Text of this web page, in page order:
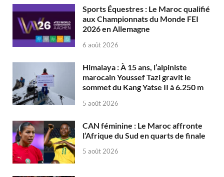
Sports Équestres : Le Maroc qualifié
aux Championnats du Monde FEI
2026 en Allemagne
6 août 2026
Himalaya : À 15 ans, l’alpiniste
marocain Youssef Tazi gravit le
sommet du Kang Yatse II à 6.250 m
5 août 2026
CAN féminine : Le Maroc affronte
l’Afrique du Sud en quarts de finale
5 août 2026